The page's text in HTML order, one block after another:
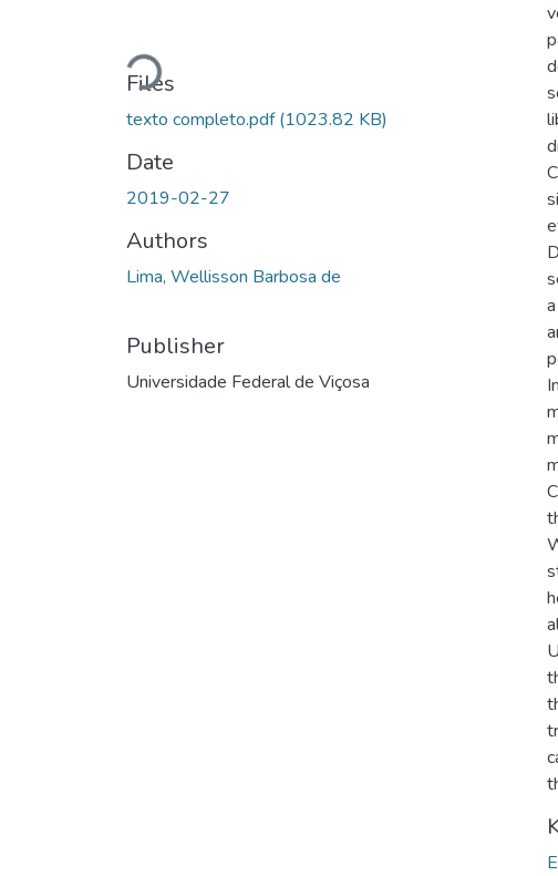
Loading...
Files
texto completo.pdf(1023.82 KB)
Date
2019-02-27
Authors
Lima, Wellisson Barbosa de
Publisher
Universidade Federal de Viçosa